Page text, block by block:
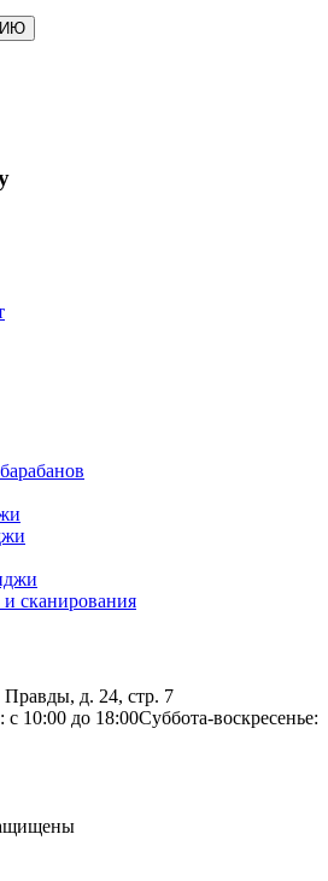
и сканирования
Правды, д. 24, стр. 7
с 10:00 до 18:00Суббота-воскресенье: